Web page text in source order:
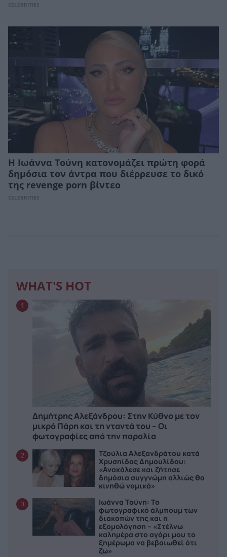
CELEBRITIES
Η Ιωάννα Τούνη κατονομάζει πρώτη φορά
δημόσια τον άντρα που διέρρευσε το δικό
της revenge porn βίντεο
CELEBRITIES
WHAT'S HOT
1
Δημήτρης Αλεξάνδρου: Στην Κύθνο με τον
μικρό Πάρη και τη νταντά του – Οι
φωτογραφίες από την παραλία
2
Τζούλια Αλεξανδράτου κατά
Χρυσηίδας Δημουλίδου:
«Ανακάλεσε και ζήτησε
δημόσια συγγνώμη αλλιώς θα
κινηθώ νομικά»
3
Ιωάννα Τούνη: Το
φωτογραφικό άλμπουμ των
διακοπών της και η
εξομολόγηση – «Στέλνω
καλημέρα στο αγόρι μου το
ξημέρωμα να βεβαιωθεί ότι
ζω»